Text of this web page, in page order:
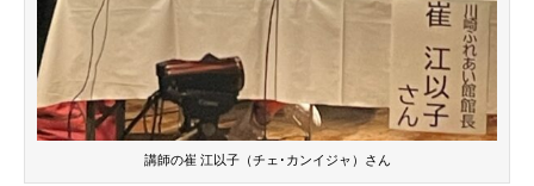
講師の崔 江以子（チェ･カンイジャ） さん